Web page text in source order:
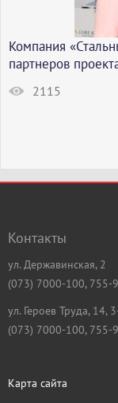
Компания
партнеров
2115
Контакты
ул. Державинская, 2
(073) 7000-100, 755-
ул. Героев Труда, 14,
(073) 7000-100, 755-
Карта сайта